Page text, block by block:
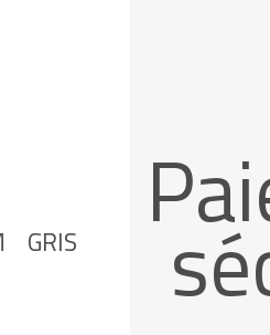
GRIS